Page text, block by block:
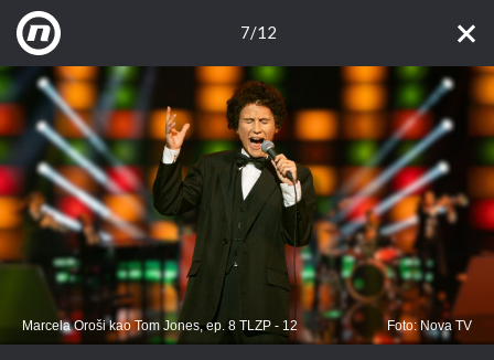
7/12
Marcela Oroši kao Tom Jones, ep. 8 TLZP - 12 Foto: Nova TV